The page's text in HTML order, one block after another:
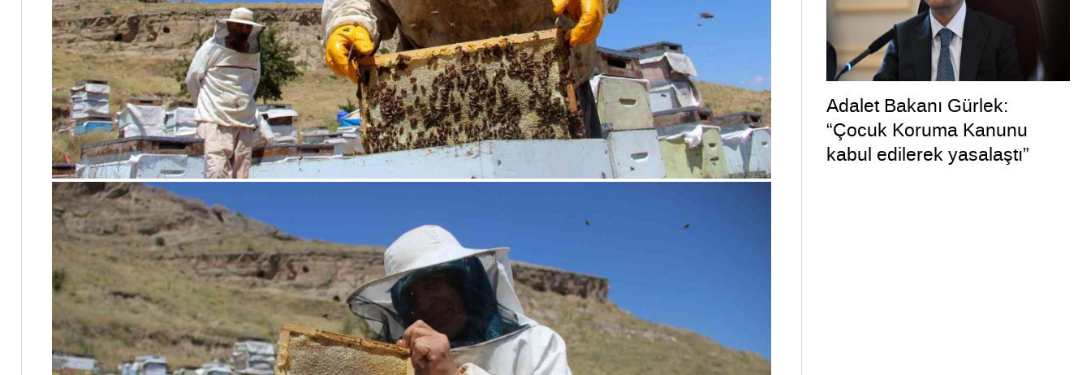
Adalet Bakanı Gürlek:
“Çocuk Koruma Kanunu
kabul edilerek yasalaştı”